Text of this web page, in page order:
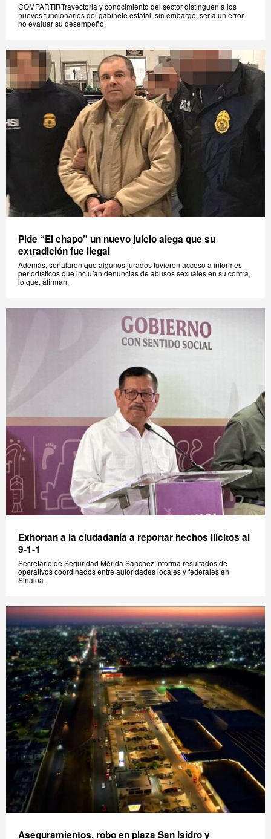
COMPARTIRTrayectoria y conocimiento del sector distinguen a los
nuevos funcionarios del gabinete estatal, sin embargo, sería un error
no evaluar su desempeño,
Pide “El chapo” un nuevo juicio alega que su
extradición fue ilegal
Además, señalaron que algunos jurados tuvieron acceso a informes
periodísticos que incluían denuncias de abusos sexuales en su contra,
lo que, afirman,
Exhortan a la ciudadanía a reportar hechos ilícitos al
9-1-1
Secretario de Seguridad Mérida Sánchez informa resultados de
operativos coordinados entre autoridades locales y federales en
Sinaloa .
Aseguramientos, robo en plaza San Isidro y